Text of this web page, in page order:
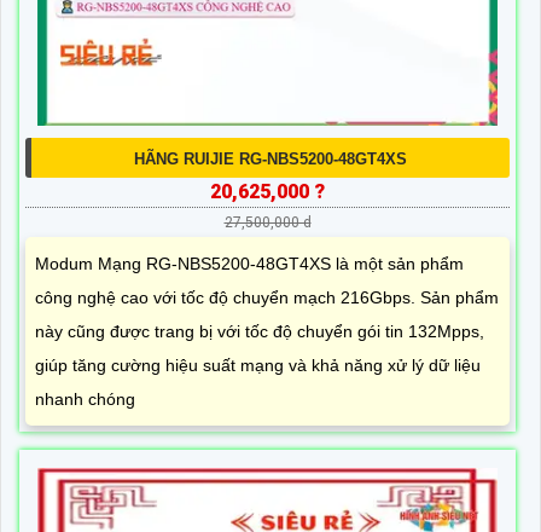
HÃNG RUIJIE RG-NBS5200-48GT4XS
20,625,000 ?
27,500,000 d
Modum Mạng RG-NBS5200-48GT4XS là một sản phẩm
công nghệ cao với tốc độ chuyển mạch 216Gbps. Sản phẩm
này cũng được trang bị với tốc độ chuyển gói tin 132Mpps,
giúp tăng cường hiệu suất mạng và khả năng xử lý dữ liệu
nhanh chóng